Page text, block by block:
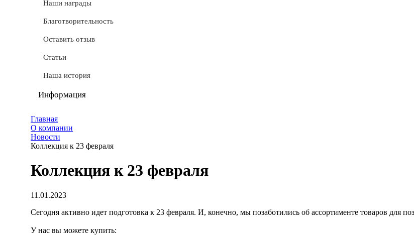
Доставка
Условные обозначения
Документы
Обмен и возврат
Частые вопросы
Наши награды
Благотворительность
Оставить отзыв
Статьи
Наша история
Информация
Мы используем cookie
Удаление аккаунта
Главная
О компании
Новости
Коллекция к 23 февраля
Коллекция к 23 февраля
11.01.2023
Сегодня активно идет подготовка к 23 февраля. И, конечно, мы позаботились об ассортименте товаров для
У нас вы можете купить: